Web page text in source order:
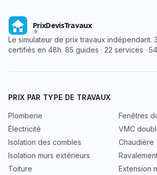
Le simulateur de prix travaux indépendant.
certifiés en 48h. 85 guides · 22 services ·
PRIX PAR TYPE DE TRAVAUX
Plomberie
Électricité
Isolation des combles
Isolation murs extérieurs
Toiture
Fenêtres
VMC
Chaudière
Extension